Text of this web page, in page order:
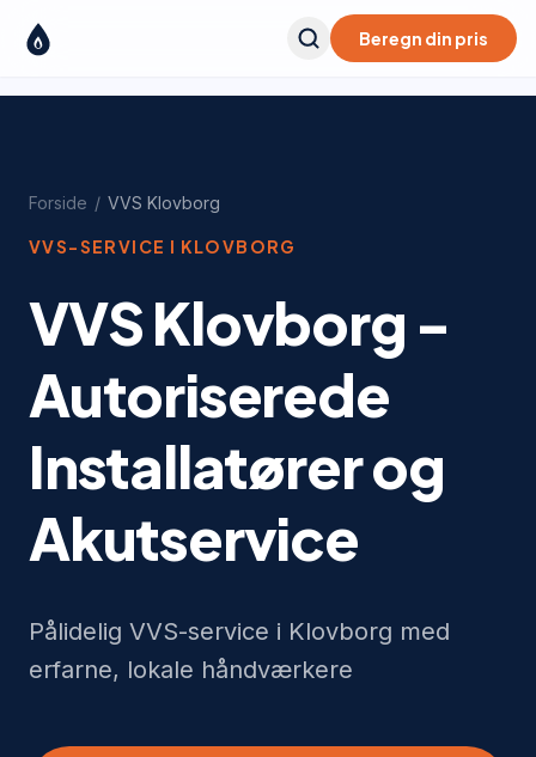
Beregn din pris
Forside / VVS Klovborg
VVS-SERVICE I KLOVBORG
VVS Klovborg -
Autoriserede
Installatører og
Akutservice
Pålidelig VVS-service i Klovborg med
erfarne, lokale håndværkere